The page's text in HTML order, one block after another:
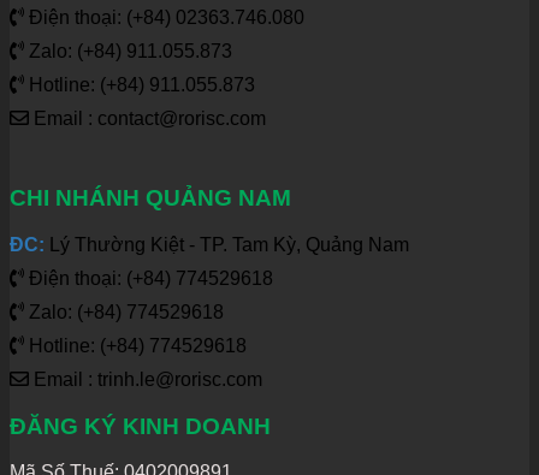
Điện thoại: (+84) 02363.746.080
Zalo: (+84) 911.055.873
Hotline: (+84) 911.055.873
Email : contact@rorisc.com
CHI NHÁNH QUẢNG NAM
ĐC: Lý Thường Kiệt - TP. Tam Kỳ, Quảng Nam
Điện thoại: (+84) 774529618
Zalo: (+84) 774529618
Hotline: (+84) 774529618
Email : trinh.le@rorisc.com
ĐĂNG KÝ KINH DOANH